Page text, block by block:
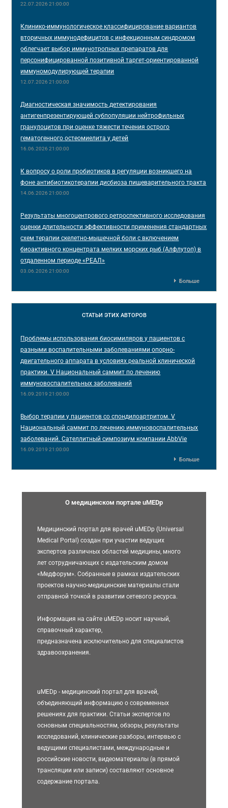
22.07.2026 21:00:00
Клинико-иммунологическое классифицирование вариантов
вторичных иммунодефицитов с инфекционным синдромом
облегчает выбор иммунотропных препаратов для
персонифицированной позитивной таргет-ориентированной
иммуномодулирующей терапии
12.07.2026 21:00:00
Диагностическая значимость детектирования
антигенпрезентирующей субпопуляции нейтрофильных
гранулоцитов при оценке тяжести течения острого
гематогенного остеомиелита у детей
16.06.2026 21:00:00
К вопросу о роли пробиотиков в регуляции возникшего на
фоне антибиотикотерапии дисбиоза пищеварительного тракта
14.06.2026 21:00:00
Результаты многоцентрового ретроспективного исследования
оценки длительности эффективности применения стандартных
схем терапии скелетно-мышечной боли с включением
биоактивного концентрата мелких морских рыб (Алфлутоп) в
отдаленном периоде «РЕАЛ»
03.06.2026 21:00:00
Больше
СТАТЬИ ЭТИХ АВТОРОВ
Проблемы использования биосимиляров у пациентов с
разными воспалительными заболеваниями опорно-
двигательного аппарата в условиях реальной клинической
практики. V Национальный саммит по лечению
иммуновоспалительных заболеваний
16.09.2019 21:00:00
Выбор терапии у пациентов со спондилоартритом. V
Национальный саммит по лечению иммуновоспалительных
заболеваний. Сателлитный симпозиум компании AbbVie
16.09.2019 21:00:00
Больше
О медицинском портале uMEDp
Медицинский портал для врачей uMEDp (Universal
Medical Portal) создан при участии ведущих
экспертов различных областей медицины, много
лет сотрудничающих с издательским домом
«Медфорум». Собранные в рамках издательских
проектов научно-медицинские материалы стали
отправной точкой в развитии сетевого ресурса.
Информация на сайте uMEDp носит научный,
справочный характер,
предназначена исключительно для специалистов
здравоохранения.
uMEDp - медицинский портал для врачей,
объединяющий информацию о современных
решениях для практики. Статьи экспертов по
основным специальностям, обзоры, результаты
исследований, клинические разборы, интервью с
ведущими специалистами, международные и
российские новости, видеоматериалы (в прямой
трансляции или записи) составляют основное
содержание портала.